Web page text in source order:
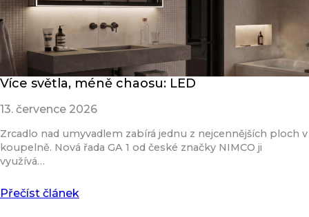
Více světla, méně chaosu: LED
13. července 2026
Zrcadlo nad umyvadlem zabírá jednu z nejcennějších ploch v
koupelně. Nová řada GA 1 od české značky NIMCO ji
využívá…
Přečíst článek